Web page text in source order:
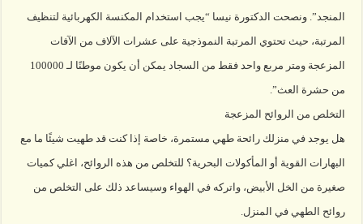
المنجد”. ونصحت الدكتورة نيسا “يجب استخدام المكنسة الكهربائية لتنظيف
المرتبة، حيث تحتوي المرتبة النموذجية على عشرات الآلاف من الآفات
المزعجة ومتر مربع واحد فقط من السجاد يمكن أن يكون موطنًا لـ 100000
من حشرة العث”.
التخلص من الروائح المزعجة
هل يوجد في منزلك رائحة طهي مستمرة، خاصة إذا كنت قد طهيت شيئًا ما مع
البهارات القوية أو المأكولات البحرية؟ للتخلص من هذه الروائح، اغلي كميات
صغيرة من الخل الأبيض، واتركه في الهواء وسيساعد ذلك على التخلص من
روائح الطهي في المنزل.